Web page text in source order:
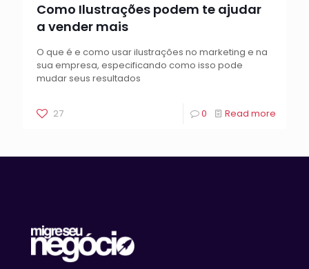
Como Ilustrações podem te ajudar
a vender mais
O que é e como usar ilustrações no marketing e na
sua empresa, especificando como isso pode
mudar seus resultados
27 0 Read more